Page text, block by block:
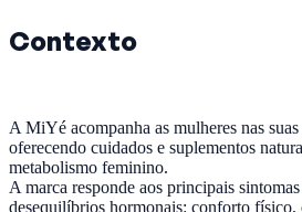
Contexto
A MiYé acompanha as mulheres nas
oferecendo cuidados e suplementos
metabolismo feminino.
A marca responde aos principais sintomas
desequilíbrios hormonais: conforto